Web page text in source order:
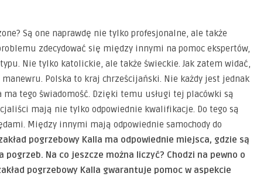
Są one naprawdę nie tylko profesjonalne, ale także
zdecydować się między innymi na pomoc ekspertów,
Nie tylko katolickie, ale także świeckie. Jak zatem widać,
Polska to kraj chrześcijański. Nie każdy jest jednak
ma tego świadomość. Dzięki temu usługi tej placówki są
mają nie tylko odpowiednie kwalifikacje. Do tego są
Między innymi mają odpowiednie samochody do
pogrzebowy Kalla ma odpowiednie miejsca, gdzie są
pogrzeb. Na co jeszcze można liczyć? Chodzi na pewno o
pogrzebowy Kalla gwarantuje pomoc w aspekcie